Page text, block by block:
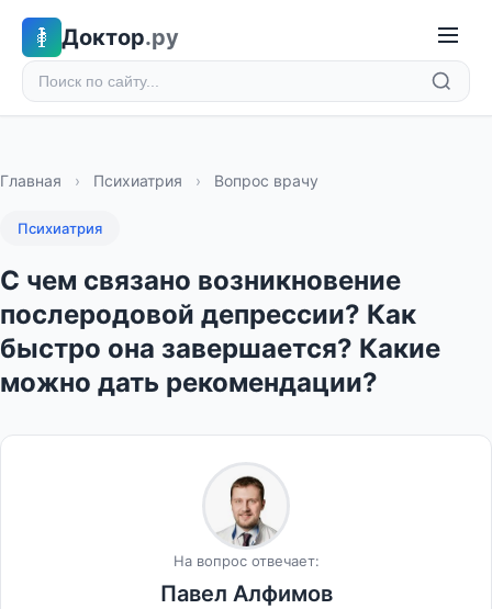
Доктор.ру
Главная › Психиатрия › Вопрос врачу
Психиатрия
С чем связано возникновение
послеродовой депрессии? Как
быстро она завершается? Какие
можно дать рекомендации?
На вопрос отвечает:
Павел Алфимов